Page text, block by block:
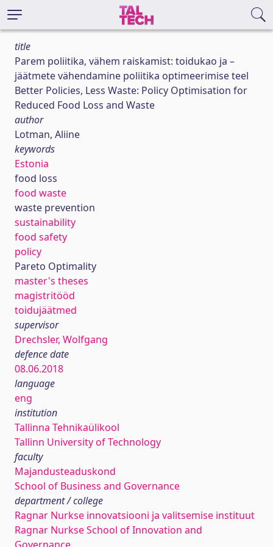
title
Parem poliitika, vähem raiskamist: toidukao ja –
jäätmete vähendamine poliitika optimeerimise teel
Better Policies, Less Waste: Policy Optimisation for
Reduced Food Loss and Waste
author
Lotman, Aliine
keywords
Estonia
food loss
food waste
waste prevention
sustainability
food safety
policy
Pareto Optimality
master's theses
magistritööd
toidujäätmed
supervisor
Drechsler, Wolfgang
defence date
08.06.2018
language
eng
institution
Tallinna Tehnikaülikool
Tallinn University of Technology
faculty
Majandusteaduskond
School of Business and Governance
department / college
Ragnar Nurkse innovatsiooni ja valitsemise instituut
Ragnar Nurkse School of Innovation and